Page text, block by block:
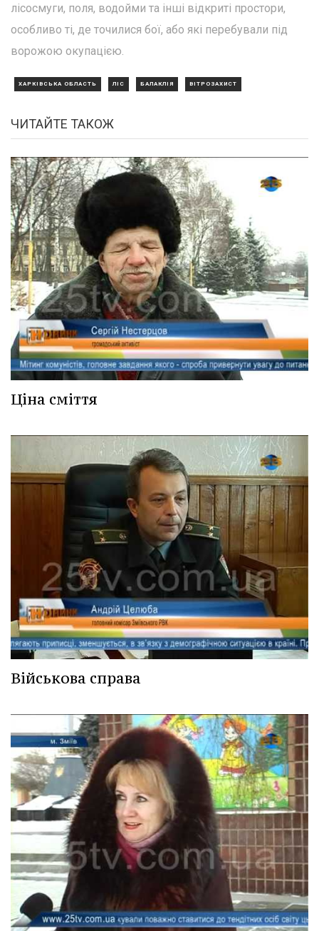
лісосмуги, поля, водойми та інші відкриті простори,
особливо ті, де точилися бої, або які перебували під
ворожою окупацією.
ХАРКІВСЬКА ОБЛАСТЬ ЛІС БАЛАКЛІЯ ВІТРОЗАХИСТ
ЧИТАЙТЕ ТАКОЖ
Ціна сміття
Військова справа